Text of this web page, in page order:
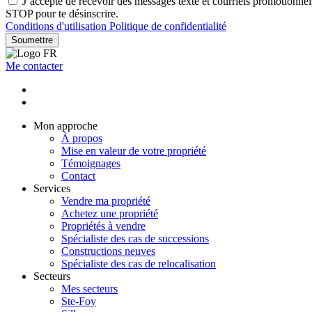
STOP pour te désinscrire.
Conditions d'utilisation Politique de confidentialité
Soumettre
Me contacter
Mon approche
À propos
Mise en valeur de votre propriété
Témoignages
Contact
Services
Vendre ma propriété
Achetez une propriété
Propriétés à vendre
Spécialiste des cas de successions
Constructions neuves
Spécialiste des cas de relocalisation
Secteurs
Mes secteurs
Ste-Foy